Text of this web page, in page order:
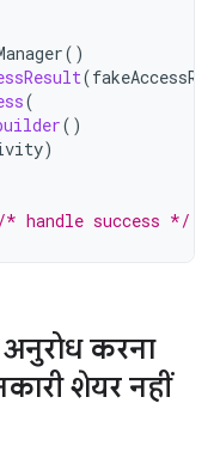
()
(
(
()
)
/* handle success */
करना
शेयर नहीं